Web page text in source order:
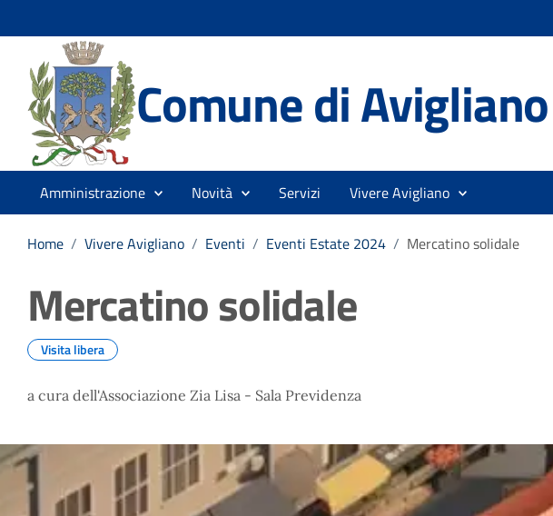
Comune di Avigliano
Amministrazione Novità Servizi Vivere Avigliano
Home / Vivere Avigliano / Eventi / Eventi Estate 2024 / Mercatino solidale
Mercatino solidale
Visita libera
a cura dell'Associazione Zia Lisa - Sala Previdenza